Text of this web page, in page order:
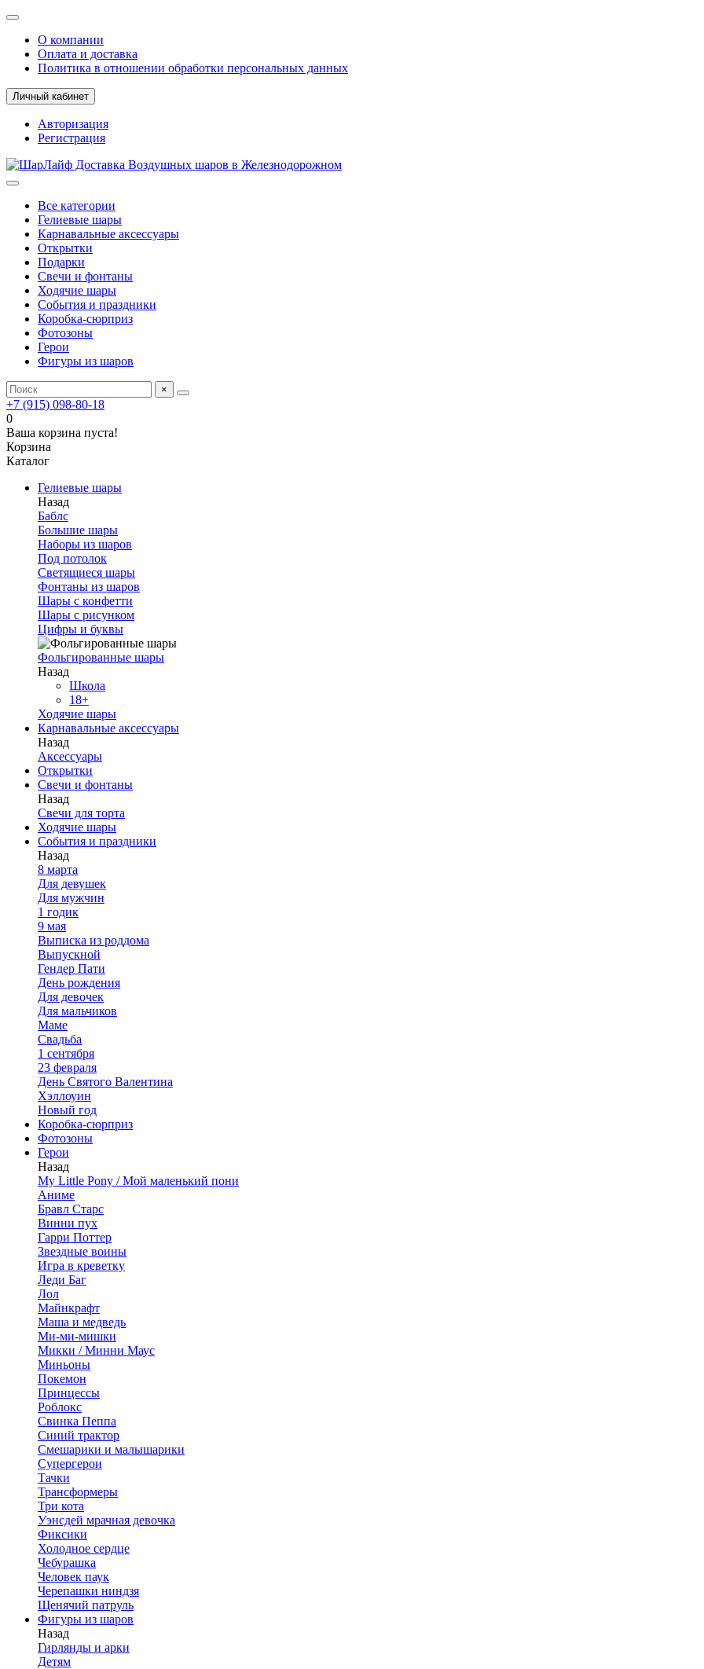
О компании
Оплата и доставка
Политика в отношении обработки персональных данных
Личный кабинет
Авторизация
Регистрация
Все категории
Гелиевые шары
Карнавальные аксессуары
Открытки
Подарки
Свечи и фонтаны
Ходячие шары
События и праздники
Коробка-сюрприз
Фотозоны
Герои
Фигуры из шаров
×
+7 (915) 098-80-18
0
Ваша корзина пуста!
Корзина
Каталог
Гелиевые шары
Назад
Баблс
Большие шары
Наборы из шаров
Под потолок
Светящиеся шары
Фонтаны из шаров
Шары с конфетти
Шары с рисунком
Цифры и буквы
Фольгированные шары
Назад
Школа
18+
Ходячие шары
Карнавальные аксессуары
Назад
Аксессуары
Открытки
Свечи и фонтаны
Назад
Свечи для торта
Ходячие шары
События и праздники
Назад
8 марта
Для девушек
Для мужчин
1 годик
9 мая
Выписка из роддома
Выпускной
Гендер Пати
День рождения
Для девочек
Для мальчиков
Маме
Свадьба
1 сентября
23 февраля
День Святого Валентина
Хэллоуин
Новый год
Коробка-сюрприз
Фотозоны
Герои
Назад
My Little Pony / Мой маленький пони
Аниме
Бравл Старс
Винни пух
Гарри Поттер
Звездные воины
Игра в креветку
Леди Баг
Лол
Майнкрафт
Маша и медведь
Ми-ми-мишки
Микки / Минни Маус
Миньоны
Покемон
Принцессы
Роблокс
Свинка Пеппа
Синий трактор
Смешарики и малышарики
Супергерои
Тачки
Трансформеры
Три кота
Уэнсдей мрачная девочка
Фиксики
Холодное сердце
Чебурашка
Человек паук
Черепашки ниндзя
Щенячий патруль
Фигуры из шаров
Назад
Гирлянды и арки
Детям